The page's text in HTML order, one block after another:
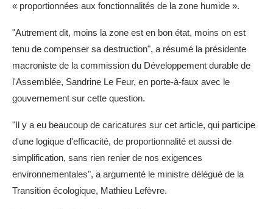
« proportionnées aux fonctionnalités de la zone humide ».
"Autrement dit, moins la zone est en bon état, moins on est
tenu de compenser sa destruction", a résumé la présidente
macroniste de la commission du Développement durable de
l'Assemblée, Sandrine Le Feur, en porte-à-faux avec le
gouvernement sur cette question.
"Il y a eu beaucoup de caricatures sur cet article, qui participe
d'une logique d'efficacité, de proportionnalité et aussi de
simplification, sans rien renier de nos exigences
environnementales", a argumenté le ministre délégué de la
Transition écologique, Mathieu Lefèvre.